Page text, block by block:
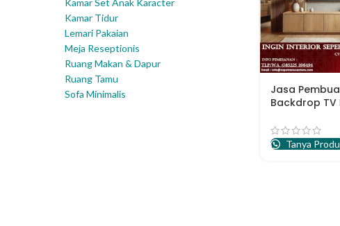
Kamar Set Anak Karacter
Kamar Tidur
Lemari Pakaian
Meja Reseptionis
Ruang Makan & Dapur
Ruang Tamu
Sofa Minimalis
Jasa
Backdrop TV
Tanya